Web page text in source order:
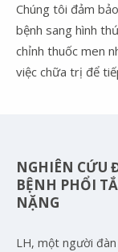
Chúng tôi đảm
bệnh sang hình
chỉnh thuốc men
việc chữa trị để
NGHIÊN CỨU
BỆNH PHỔI
NẶNG
LH, một người